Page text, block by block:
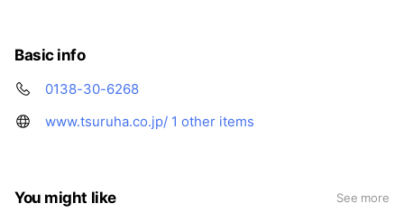
Basic info
0138-30-6268
www.tsuruha.co.jp/ 1 other items
You might like See more